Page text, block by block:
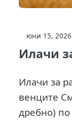
юни 15, 2026
Илачи
Илачи за
венците
дребно) по